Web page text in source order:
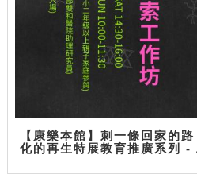
【康樂本館】刺一條回家的
化的再生特展教育推廣系列 -